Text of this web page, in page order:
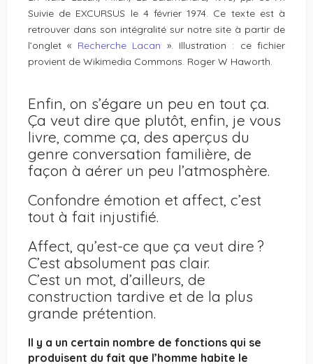
Suivie de EXCURSUS le 4 février 1974. Ce texte est à
retrouver dans son intégralité sur notre site à partir de
l’onglet « Recherche Lacan ». Illustration : ce fichier
provient de Wikimedia Commons. Roger W Haworth.
Enfin, on s’égare un peu en tout ça.
Ça veut dire que plutôt, enfin, je vous
livre, comme ça, des aperçus du
genre conversation familière, de
façon à aérer un peu l’atmosphère.
Confondre émotion et affect, c’est
tout à fait injustifié.
Affect, qu’est-ce que ça veut dire ?
C’est absolument pas clair.
C’est un mot, d’ailleurs, de
construction tardive et de la plus
grande prétention.
Il y a un certain nombre de fonctions qui se
produisent du fait que l’homme habite le